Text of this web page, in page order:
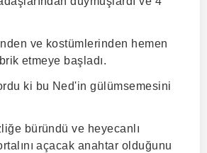
ve kostümlerinden hemen
etmeye başladı.
ki bu Ned'in gülümsemesini
büründü ve heyecanlı
açacak anahtar olduğunu